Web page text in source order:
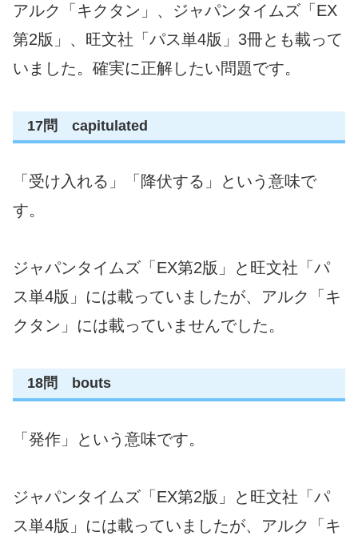
アルク「キクタン」、ジャパンタイムズ「EX
第2版」、旺文社「パス単4版」3冊とも載って
いました。確実に正解したい問題です。
17問 capitulated
「受け入れる」「降伏する」という意味で
す。
ジャパンタイムズ「EX第2版」と旺文社「パ
ス単4版」には載っていましたが、アルク「キ
クタン」には載っていませんでした。
18問 bouts
「発作」という意味です。
ジャパンタイムズ「EX第2版」と旺文社「パ
ス単4版」には載っていましたが、アルク「キ